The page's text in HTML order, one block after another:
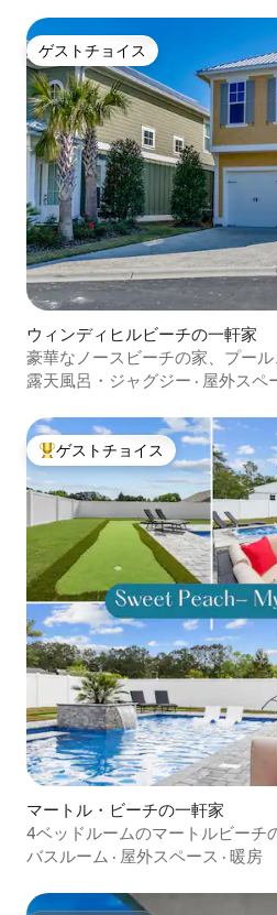
ゲストチョイス
ゲストチョイス
ウィンディヒルビーチの一軒家
豪華なノースビーチの家、プー
シャンビュー
露天風呂・ジャグジー · 屋外スペ
大好評のゲストチョイスです。
ゲストチョイス
マートル・ビーチの一軒家
4ベッドルームのマートルビーチ
パ、フェンス付きの庭
バスルーム · 屋外スペース · 暖房